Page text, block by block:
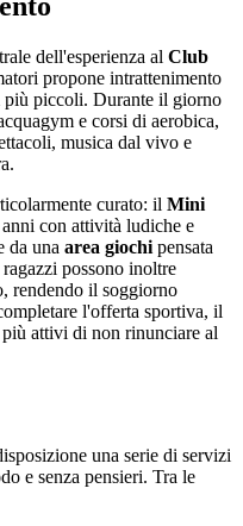
dell'esperienza al Club
propone intrattenimento
piccoli. Durante il giorno
e corsi di aerobica,
musica dal vivo e
curato: il Mini
con attività ludiche e
da una area giochi pensata
possono inoltre
rendendo il soggiorno
l'offerta sportiva, il
attivi di non rinunciare al
una serie di servizi
e senza pensieri. Tra le